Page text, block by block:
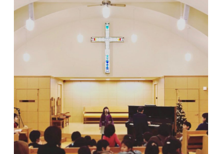
ニュース
ライブ・スケジュール
作品
オンライン・ショップ
ギャラリー